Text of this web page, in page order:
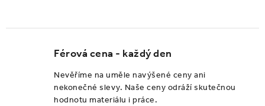
Férová cena - každý den
Nevěříme na uměle navýšené ceny ani
nekonečné slevy. Naše ceny odráží skutečnou
hodnotu materiálu i práce.